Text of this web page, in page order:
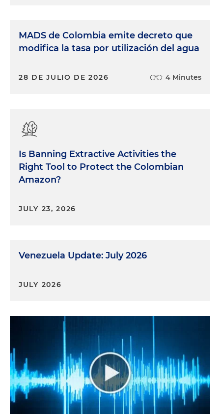
decisión, el administrador actúa de buena fe, con
lealtad y con la debida diligencia. Esta regla,
que es el juez quien tiene que desvirtuar esta
tenemos para administradores y sociedades en
general?
Daniel Fajardo: Pues mira, excelente pregunta. En
Holland & Knight siempre estamos capacitando a
los administradores de la sociedad frente a este
hacer ante una operación que implique un
MADS de Colombia emite decreto que
modifica la tasa por utilización del agua
28 DE JULIO DE 2026 4 Minutes
Is Banning Extractive Activities the
Right Tool to Protect the Colombian
Amazon?
JULY 23, 2026
Venezuela Update: July 2026
JULY 2026